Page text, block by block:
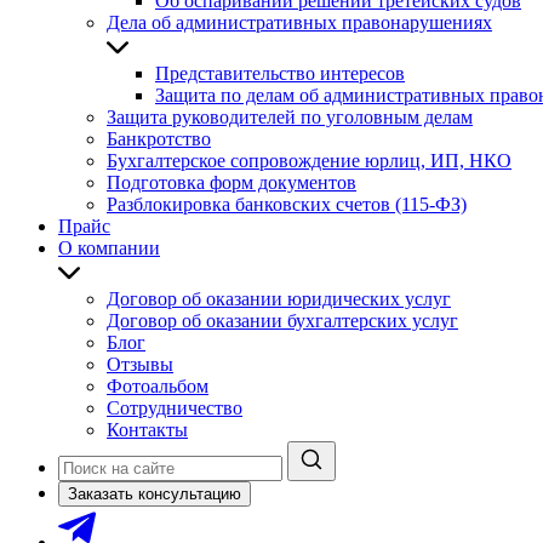
Дела об административных правонарушениях
Представительство интересов
Защита по делам об административных
Защита руководителей по уголовным делам
Банкротство
Бухгалтерское сопровождение юрлиц, ИП, НКО
Подготовка форм документов
Разблокировка банковских счетов (115-ФЗ)
Прайс
О компании
Договор об оказании юридических услуг
Договор об оказании бухгалтерских услуг
Блог
Отзывы
Фотоальбом
Сотрудничество
Контакты
Заказать консультацию